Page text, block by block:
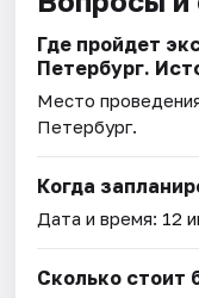
Где пройдет
Петербург.
Место
Петербург.
Когда
Дата и время: 12
Сколько стоит